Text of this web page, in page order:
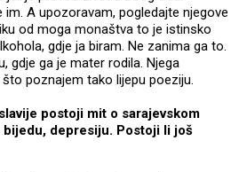
A upozoravam, pogledajte njegove
od moga monaštva to je istinsko
gdje ja biram. Ne zanima ga to.
gdje ga je mater rodila. Njega
poznajem tako lijepu poeziju.
postoji mit o sarajevskom
depresiju. Postoji li još